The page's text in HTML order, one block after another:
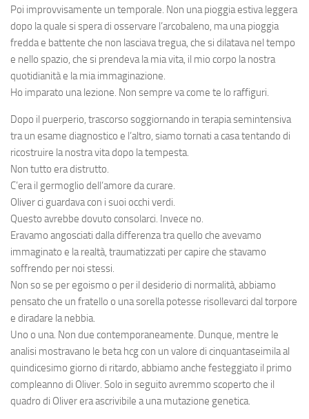
Poi improvvisamente un temporale. Non una pioggia estiva leggera
dopo la quale si spera di osservare l’arcobaleno, ma una pioggia
fredda e battente che non lasciava tregua, che si dilatava nel tempo
e nello spazio, che si prendeva la mia vita, il mio corpo la nostra
quotidianità e la mia immaginazione.
Ho imparato una lezione. Non sempre va come te lo raffiguri.
Dopo il puerperio, trascorso soggiornando in terapia semintensiva
tra un esame diagnostico e l’altro, siamo tornati a casa tentando di
ricostruire la nostra vita dopo la tempesta.
Non tutto era distrutto.
C’era il germoglio dell’amore da curare.
Oliver ci guardava con i suoi occhi verdi.
Questo avrebbe dovuto consolarci. Invece no.
Eravamo angosciati dalla differenza tra quello che avevamo
immaginato e la realtà, traumatizzati per capire che stavamo
soffrendo per noi stessi.
Non so se per egoismo o per il desiderio di normalità, abbiamo
pensato che un fratello o una sorella potesse risollevarci dal torpore
e diradare la nebbia.
Uno o una. Non due contemporaneamente. Dunque, mentre le
analisi mostravano le beta hcg con un valore di cinquantaseimila al
quindicesimo giorno di ritardo, abbiamo anche festeggiato il primo
compleanno di Oliver. Solo in seguito avremmo scoperto che il
quadro di Oliver era ascrivibile a una mutazione genetica.